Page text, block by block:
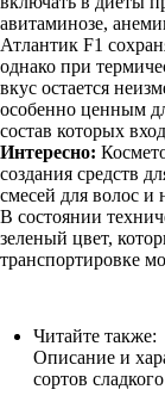
авитаминозе,
Атлантик F1
однако при
вкус остается
особенно ценным
состав которых
Интересно:
создания средств
смесей для волос и
В состоянии
зеленый цвет,
транспортировке
Читайте также:
Описание и
сортов